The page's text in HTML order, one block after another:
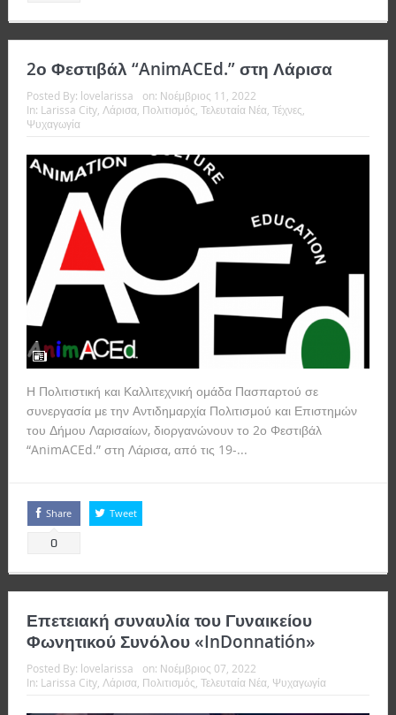
2ο Φεστιβάλ “AnimACEd.” στη Λάρισα
Posted By: lovelarissa on: Νοέμβριος 11, 2022
In: Larissa City, Λάρισα, Πολιτισμός, Τελευταία Νέα, Τέχνες,
Ψυχαγωγία
Η Πολιτιστική και Καλλιτεχνική ομάδα Πασπαρτού σε
συνεργασία με την Αντιδημαρχία Πολιτισμού και Επιστημών
του Δήμου Λαρισαίων, διοργανώνουν το 2ο Φεστιβάλ
“AnimACEd.” στη Λάρισα, από τις 19-...
Share
0
Tweet
Επετειακή συναυλία του Γυναικείου
Φωνητικού Συνόλου «InDonnatión»
Posted By: lovelarissa on: Νοέμβριος 07, 2022
In: Larissa City, Λάρισα, Πολιτισμός, Τελευταία Νέα, Ψυχαγωγία